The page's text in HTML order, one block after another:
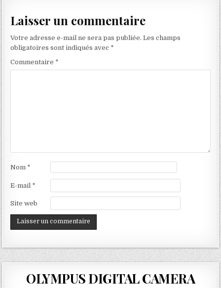
Laisser un commentaire
Votre adresse e-mail ne sera pas publiée. Les champs
obligatoires sont indiqués avec *
Commentaire *
Nom *
E-mail *
Site web
OLYMPUS DIGITAL CAMERA